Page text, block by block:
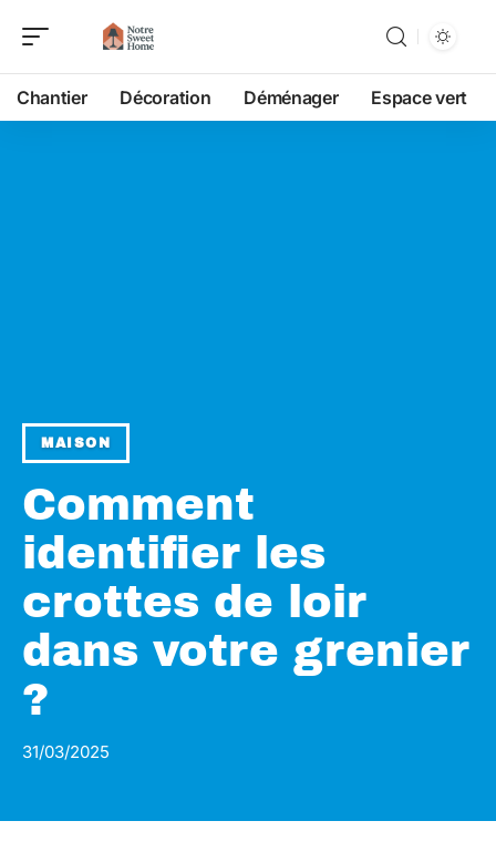
Chantier Décoration Déménager Espace vert
MAISON
Comment
identifier les
crottes de loir
dans votre grenier
?
31/03/2025